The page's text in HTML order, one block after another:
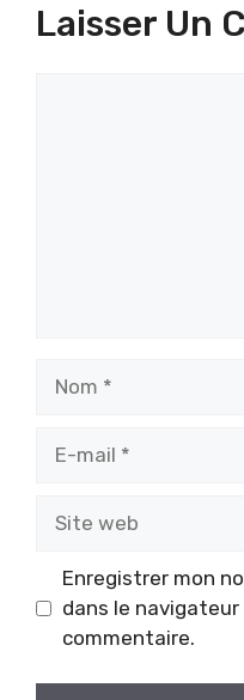
Laisser Un
mail
web
Enregistrer mon
dans le
commentaire.